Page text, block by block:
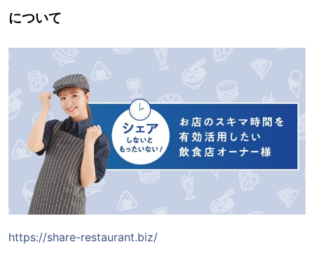
について
https://share-restaurant.biz/